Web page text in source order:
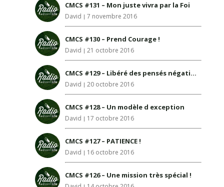
CMCS #131 – Mon juste vivra par la Foi
David 7 novembre 2016
CMCS #130 – Prend Courage !
David 21 octobre 2016
CMCS #129 – Libéré des pensés négatives !
David 20 octobre 2016
CMCS #128 – Un modèle d exception
David 17 octobre 2016
CMCS #127 – PATIENCE !
David 16 octobre 2016
CMCS #126 – Une mission très spécial !